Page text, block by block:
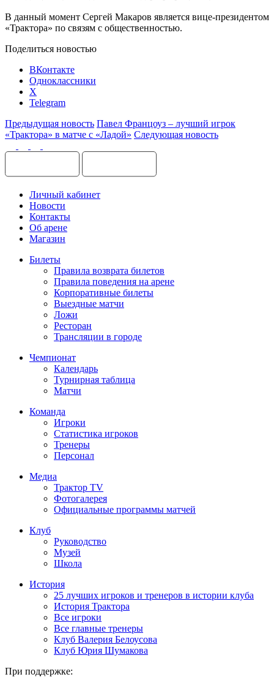
В данный момент Сергей Макаров является вице-президентом
«Трактора» по связям с общественностью.
Поделиться новостью
ВКонтакте
Одноклассники
X
Telegram
Предыдущая новость Павел Францоуз – лучший игрок
«Трактора» в матче с «Ладой» Следующая новость
Личный кабинет
Новости
Контакты
Об арене
Магазин
Билеты
Правила возврата билетов
Правила поведения на арене
Корпоративные билеты
Выездные матчи
Ложи
Ресторан
Трансляции в городе
Чемпионат
Календарь
Турнирная таблица
Матчи
Команда
Игроки
Статистика игроков
Тренеры
Персонал
Медиа
Трактор TV
Фотогалерея
Официальные программы матчей
Клуб
Руководство
Музей
Школа
История
25 лучших игроков и тренеров в истории клуба
История Трактора
Все игроки
Все главные тренеры
Клуб Валерия Белоусова
Клуб Юрия Шумакова
При поддержке: